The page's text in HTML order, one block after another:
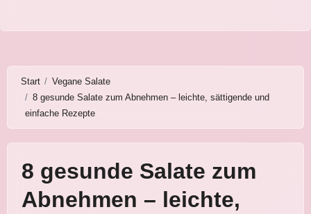
Start
Vegane Salate
8 gesunde Salate zum Abnehmen – leichte, sättigende und
einfache Rezepte
8 gesunde Salate zum
Abnehmen – leichte,